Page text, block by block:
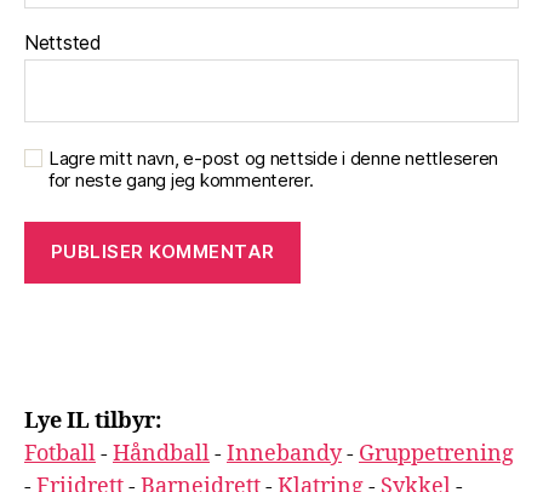
Nettsted
Lagre mitt navn, e-post og nettside i denne nettleseren
for neste gang jeg kommenterer.
Lye IL tilbyr:
Fotball-Håndball-Innebandy- Gruppetrening
-Friidrett-Barneidrett-Klatring- Sykkel -